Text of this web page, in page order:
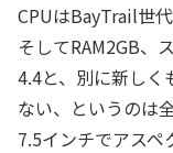
CPUはBayTrail世
そしてRAM2GB、
4.4と、別に新しく
ない、というのは
7.5インチでアス